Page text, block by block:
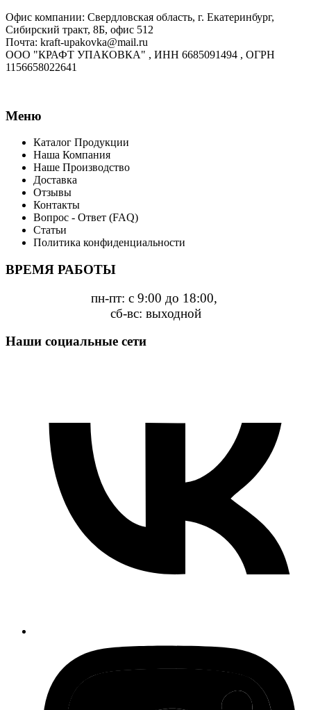
Офис компании: Свердловская область, г. Екатеринбург,
Сибирский тракт, 8Б, офис 512
Почта: kraft-upakovka@mail.ru
ООО "КРАФТ УПАКОВКА" , ИНН 6685091494 , ОГРН
1156658022641
Меню
Каталог Продукции
Наша Компания
Наше Производство
Доставка
Отзывы
Контакты
Вопрос - Ответ (FAQ)
Статьи
Политика конфиденциальности
ВРЕМЯ РАБОТЫ
пн-пт: с 9:00 до 18:00,
сб-вс: выходной
Наши социальные сети